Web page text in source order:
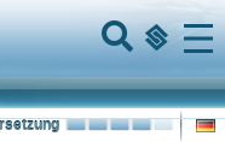
Menu